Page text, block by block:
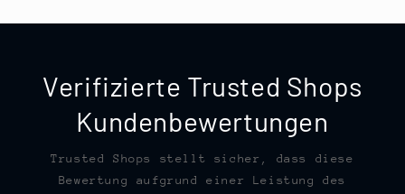
Verifizierte Trusted Shops
Kundenbewertungen
Trusted Shops stellt sicher, dass diese
Bewertung aufgrund einer Leistung des